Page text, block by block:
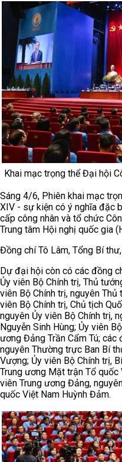
Khai mạc trọng thể Đại hội
Sáng 4/6, Phiên khai mạc
XIV - sự kiện có ý nghĩa đặc
cấp công nhân và tổ chức
Trung tâm Hội nghị quốc gia
Đồng chí Tô Lâm, Tổng Bí
Dự đại hội còn có các đồng
Ủy viên Bộ Chính trị, Thủ
viên Bộ Chính trị, nguyên Thủ
viên Bộ Chính trị, Chủ tịch
nguyên Ủy viên Bộ Chính trị,
Nguyễn Sinh Hùng; Ủy viên
ương Đảng Trần Cẩm Tú; các
nguyên Thường trực Ban Bí
Vượng; Ủy viên Bộ Chính trị,
Trung ương Mặt trận Tổ quốc
viên Trung ương Đảng,
quốc Việt Nam Huỳnh Đảm.